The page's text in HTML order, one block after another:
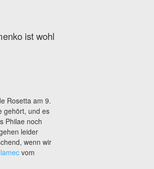
ist wohl
Rosetta am 9.
gehört, und es
Philae noch
leider
wenn wir
vom